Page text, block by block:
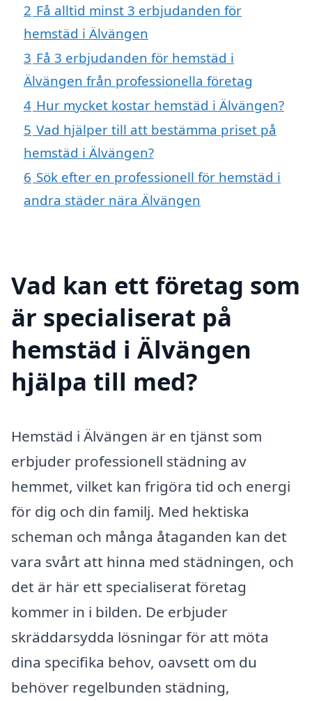
2 Få alltid minst 3 erbjudanden för
hemstäd i Älvängen
3 Få 3 erbjudanden för hemstäd i
Älvängen från professionella företag
4 Hur mycket kostar hemstäd i Älvängen?
5 Vad hjälper till att bestämma priset på
hemstäd i Älvängen?
6 Sök efter en professionell för hemstäd i
andra städer nära Älvängen
Vad kan ett företag som
är specialiserat på
hemstäd i Älvängen
hjälpa till med?
Hemstäd i Älvängen är en tjänst som
erbjuder professionell städning av
hemmet, vilket kan frigöra tid och energi
för dig och din familj. Med hektiska
scheman och många åtaganden kan det
vara svårt att hinna med städningen, och
det är här ett specialiserat företag
kommer in i bilden. De erbjuder
skräddarsydda lösningar för att möta
dina specifika behov, oavsett om du
behöver regelbunden städning,